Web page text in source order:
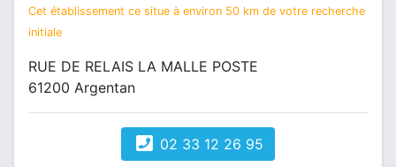
Cet établissement ce situe à environ 50 km de votre recherche
initiale
RUE DE RELAIS LA MALLE POSTE
61200 Argentan
02 33 12 26 95